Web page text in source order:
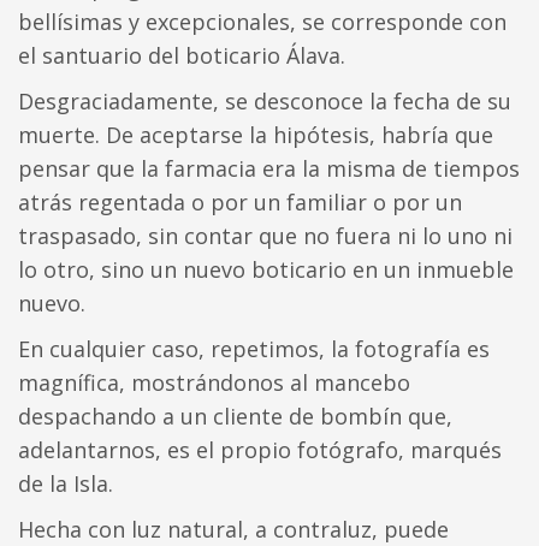
bellísimas y excepcionales, se corresponde con
el santuario del boticario Álava.
Desgraciadamente, se desconoce la fecha de su
muerte. De aceptarse la hipótesis, habría que
pensar que la farmacia era la misma de tiempos
atrás regentada o por un familiar o por un
traspasado, sin contar que no fuera ni lo uno ni
lo otro, sino un nuevo boticario en un inmueble
nuevo.
En cualquier caso, repetimos, la fotografía es
magnífica, mostrándonos al mancebo
despachando a un cliente de bombín que,
adelantarnos, es el propio fotógrafo, marqués
de la Isla.
Hecha con luz natural, a contraluz, puede